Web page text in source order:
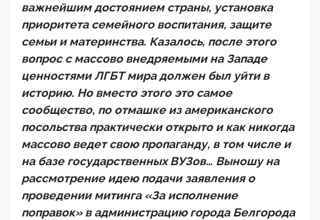
важнейшим достоянием страны, установка
приоритета семейного воспитания, защите
семьи и материнства. Казалось, после этого
вопрос с массово внедряемыми на Западе
ценностями ЛГБТ мира должен был уйти в
историю. Но вместо этого это самое
сообщество, по отмашке из американского
посольства практически открыто и как никогда
массово ведет свою пропаганду, в том числе и
на базе государственных ВУЗов… Выношу на
рассмотрение идею подачи заявления о
проведении митинга «За исполнение
поправок» в администрацию города Белгорода